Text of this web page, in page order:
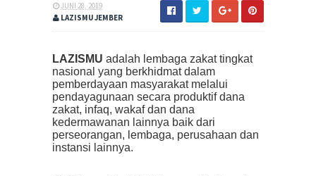
JUNI 28, 2019
LAZISMU JEMBER
LAZISMU adalah lembaga zakat tingkat
nasional yang berkhidmat dalam
pemberdayaan masyarakat melalui
pendayagunaan secara produktif dana
zakat, infaq, wakaf dan dana
kedermawanan lainnya baik dari
perseorangan, lembaga, perusahaan dan
instansi lainnya.